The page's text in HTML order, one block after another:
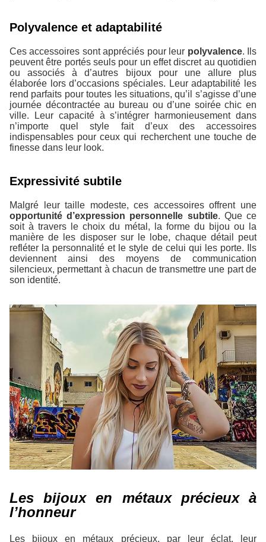
Polyvalence et adaptabilité
Ces accessoires sont appréciés pour leur polyvalence. Ils
peuvent être portés seuls pour un effet discret au quotidien
ou associés à d’autres bijoux pour une allure plus
élaborée lors d’occasions spéciales. Leur adaptabilité les
rend parfaits pour toutes les situations, qu’il s’agisse d’une
journée décontractée au bureau ou d’une soirée chic en
ville. Leur capacité à s’intégrer harmonieusement dans
n’importe quel style fait d’eux des accessoires
indispensables pour ceux qui recherchent une touche de
finesse dans leur look.
Expressivité subtile
Malgré leur taille modeste, ces accessoires offrent une
opportunité d’expression personnelle subtile. Que ce
soit à travers le choix du métal, la forme du bijou ou la
manière de les disposer sur le lobe, chaque détail peut
refléter la personnalité et le style de celui qui les porte. Ils
deviennent ainsi des moyens de communication
silencieux, permettant à chacun de transmettre une part de
son identité.
Les bijoux en métaux précieux à
l’honneur
Les bijoux en métaux précieux, par leur éclat, leur